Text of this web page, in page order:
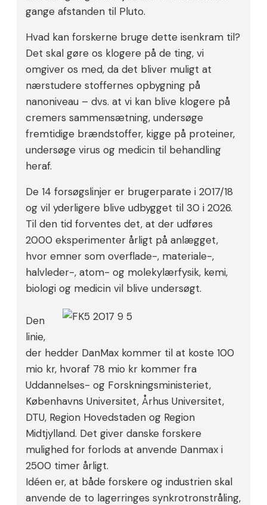
gange afstanden til Pluto.
Hvad kan forskerne bruge dette isenkram til?
Det skal gøre os klogere på de ting, vi
omgiver os med, da det bliver muligt at
nærstudere stoffernes opbygning på
nanoniveau – dvs. at vi kan blive klogere på
cremers sammensætning, undersøge
fremtidige brændstoffer, kigge på proteiner,
undersøge virus og medicin til behandling
heraf.
De 14 forsøgslinjer er brugerparate i 2017/18
og vil yderligere blive udbygget til 30 i 2026.
Til den tid forventes det, at der udføres
2000 eksperimenter årligt på anlægget,
hvor emner som overflade-, materiale-,
halvleder-, atom- og molekylærfysik, kemi,
biologi og medicin vil blive undersøgt.
Den
linie,
der hedder DanMax kommer til at koste 100
mio kr, hvoraf 78 mio kr kommer fra
Uddannelses- og Forskningsministeriet,
Københavns Universitet, Århus Universitet,
DTU, Region Hovedstaden og Region
Midtjylland. Det giver danske forskere
mulighed for forlods at anvende Danmax i
2500 timer årligt.
Idéen er, at både forskere og industrien skal
anvende de to lagerringes synkrotronstråling,